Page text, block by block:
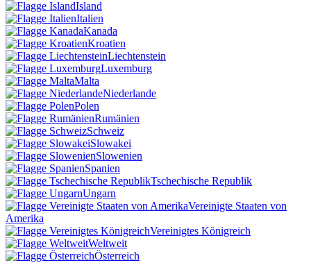
Island
Italien
Kanada
Kroatien
Liechtenstein
Luxemburg
Malta
Niederlande
Polen
Rumänien
Schweiz
Slowakei
Slowenien
Spanien
Tschechische Republik
Ungarn
Vereinigte Staaten von
Amerika
Vereinigtes Königreich
Weltweit
Österreich